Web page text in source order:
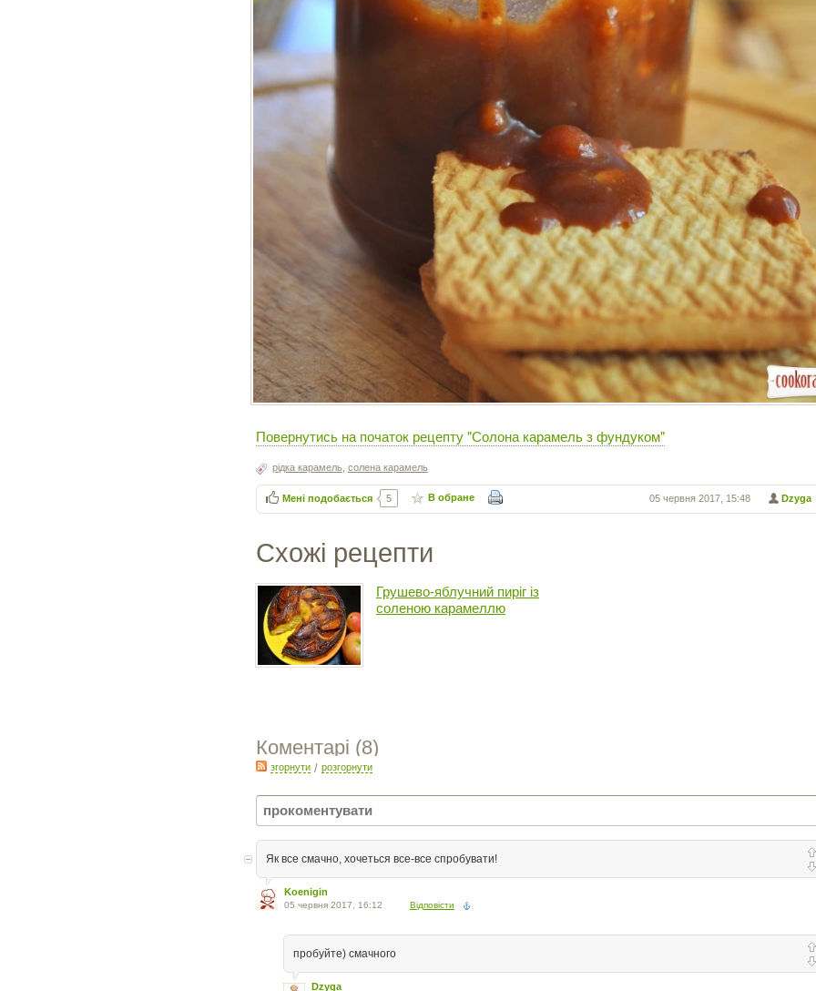
Повернутись на початок рецепту "Солона карамель з фундуком"
рідка карамель, солена карамель
Dzyga
05 червня 2017, 15:48
Мені подобається 5 В обране
Схожі рецепти
Грушево-яблучний пиріг із
соленою карамеллю
Коментарі (8)
згорнути/ розгорнути
Як все смачно, хочеться все-все спробувати!
Koenigin
05 червня 2017, 16:12 Відповісти
пробуйте) смачного
Dzyga